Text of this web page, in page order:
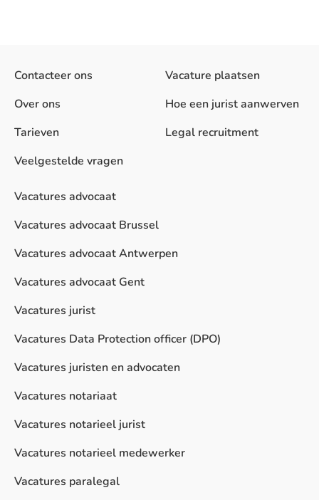
Contacteer ons
Over ons
Tarieven
Veelgestelde vragen
Vacature plaatsen
Hoe een jurist aanwerven
Legal recruitment
Vacatures advocaat
Vacatures advocaat Brussel
Vacatures advocaat Antwerpen
Vacatures advocaat Gent
Vacatures jurist
Vacatures Data Protection officer (DPO)
Vacatures juristen en advocaten
Vacatures notariaat
Vacatures notarieel jurist
Vacatures notarieel medewerker
Vacatures paralegal